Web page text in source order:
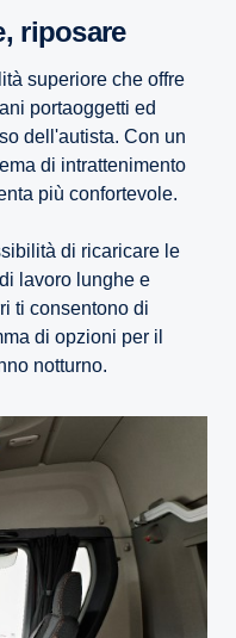
riposare
superiore che offre
portaoggetti ed
dell'autista. Con un
di intrattenimento
più confortevole.
di ricaricare le
lavoro lunghe e
ti consentono di
di opzioni per il
notturno.